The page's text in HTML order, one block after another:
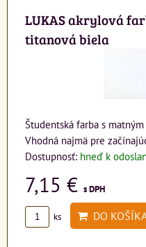
LUKAS akrylová
titanová biela
Študentská farba s
Vhodná najmä pre
Dostupnosť: hneď k
7,15 € s DPH
ks DO